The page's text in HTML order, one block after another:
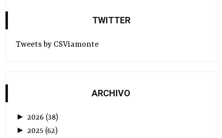
TWITTER
Tweets by CSViamonte
ARCHIVO
► 2026 (38)
►2025 (62)